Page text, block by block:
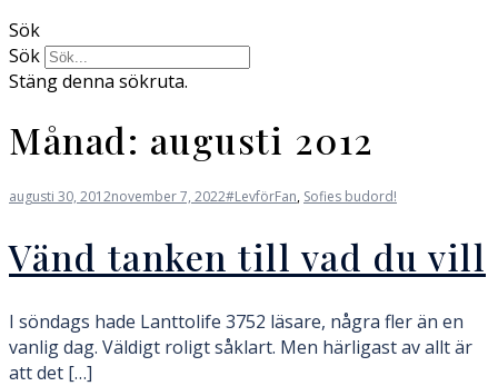
Sök
Sök
Stäng denna sökruta.
Månad: augusti 2012
augusti 30, 2012november 7, 2022#LevförFan, Sofies budord!
Vänd tanken till vad du vill
I söndags hade Lanttolife 3752 läsare, några fler än en
vanlig dag. Väldigt roligt såklart. Men härligast av allt är
att det […]